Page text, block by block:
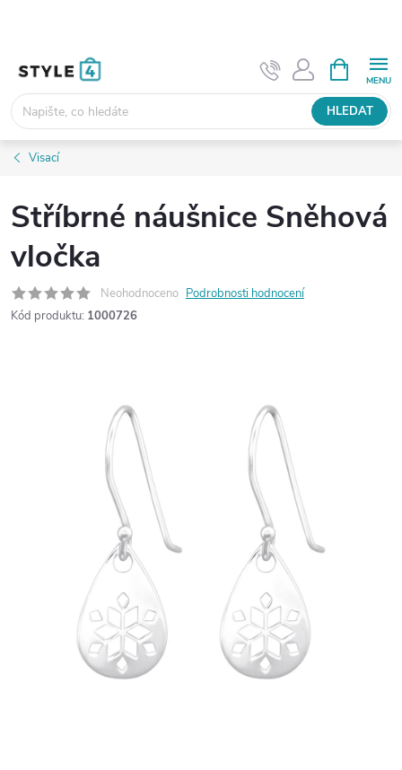
HLEDAT
NÁKUPNÍ
KOŠÍK
Visací
Stříbrné náušnice Sněhová
vločka
Neohodnoceno Podrobnosti hodnocení
Kód produktu: 1000726